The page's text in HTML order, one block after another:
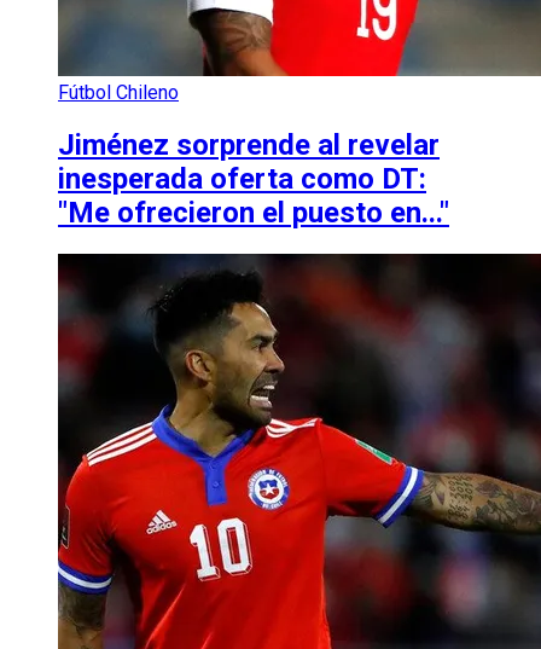
Fútbol Chileno
Jiménez sorprende al revelar
inesperada oferta como DT:
"Me ofrecieron el puesto en..."